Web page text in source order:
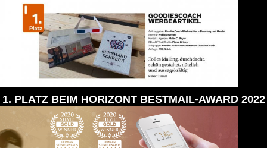
1. PLATZ BEIM HORIZONT BESTMAIL-AWARD 2022